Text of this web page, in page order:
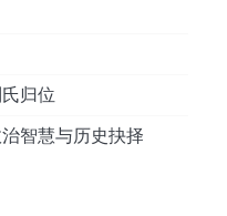
归位
智慧与历史抉择